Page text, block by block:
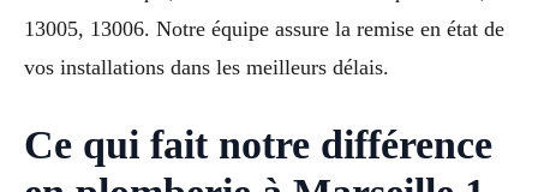
13005, 13006. Notre équipe assure la remise en état de
vos installations dans les meilleurs délais.
Ce qui fait notre différence